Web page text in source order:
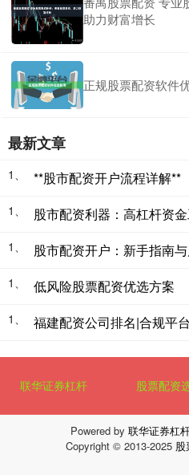
助力财富增长
正规股票配资软件
最新文章
1、 **股市配资开户流程详解**
1、 股市配资利器：高杠杆资
1、 股市配资开户：新手指南
1、 低风险股票配资优选方案
1、 福建配资公司排名|合规平
联华证券杠杆 股票配资
Powered by 联华证券杠
Copyright © 2013-2025 股